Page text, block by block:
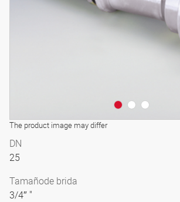
The product image may differ
DN
25
Tamañode brida
3/4″ "